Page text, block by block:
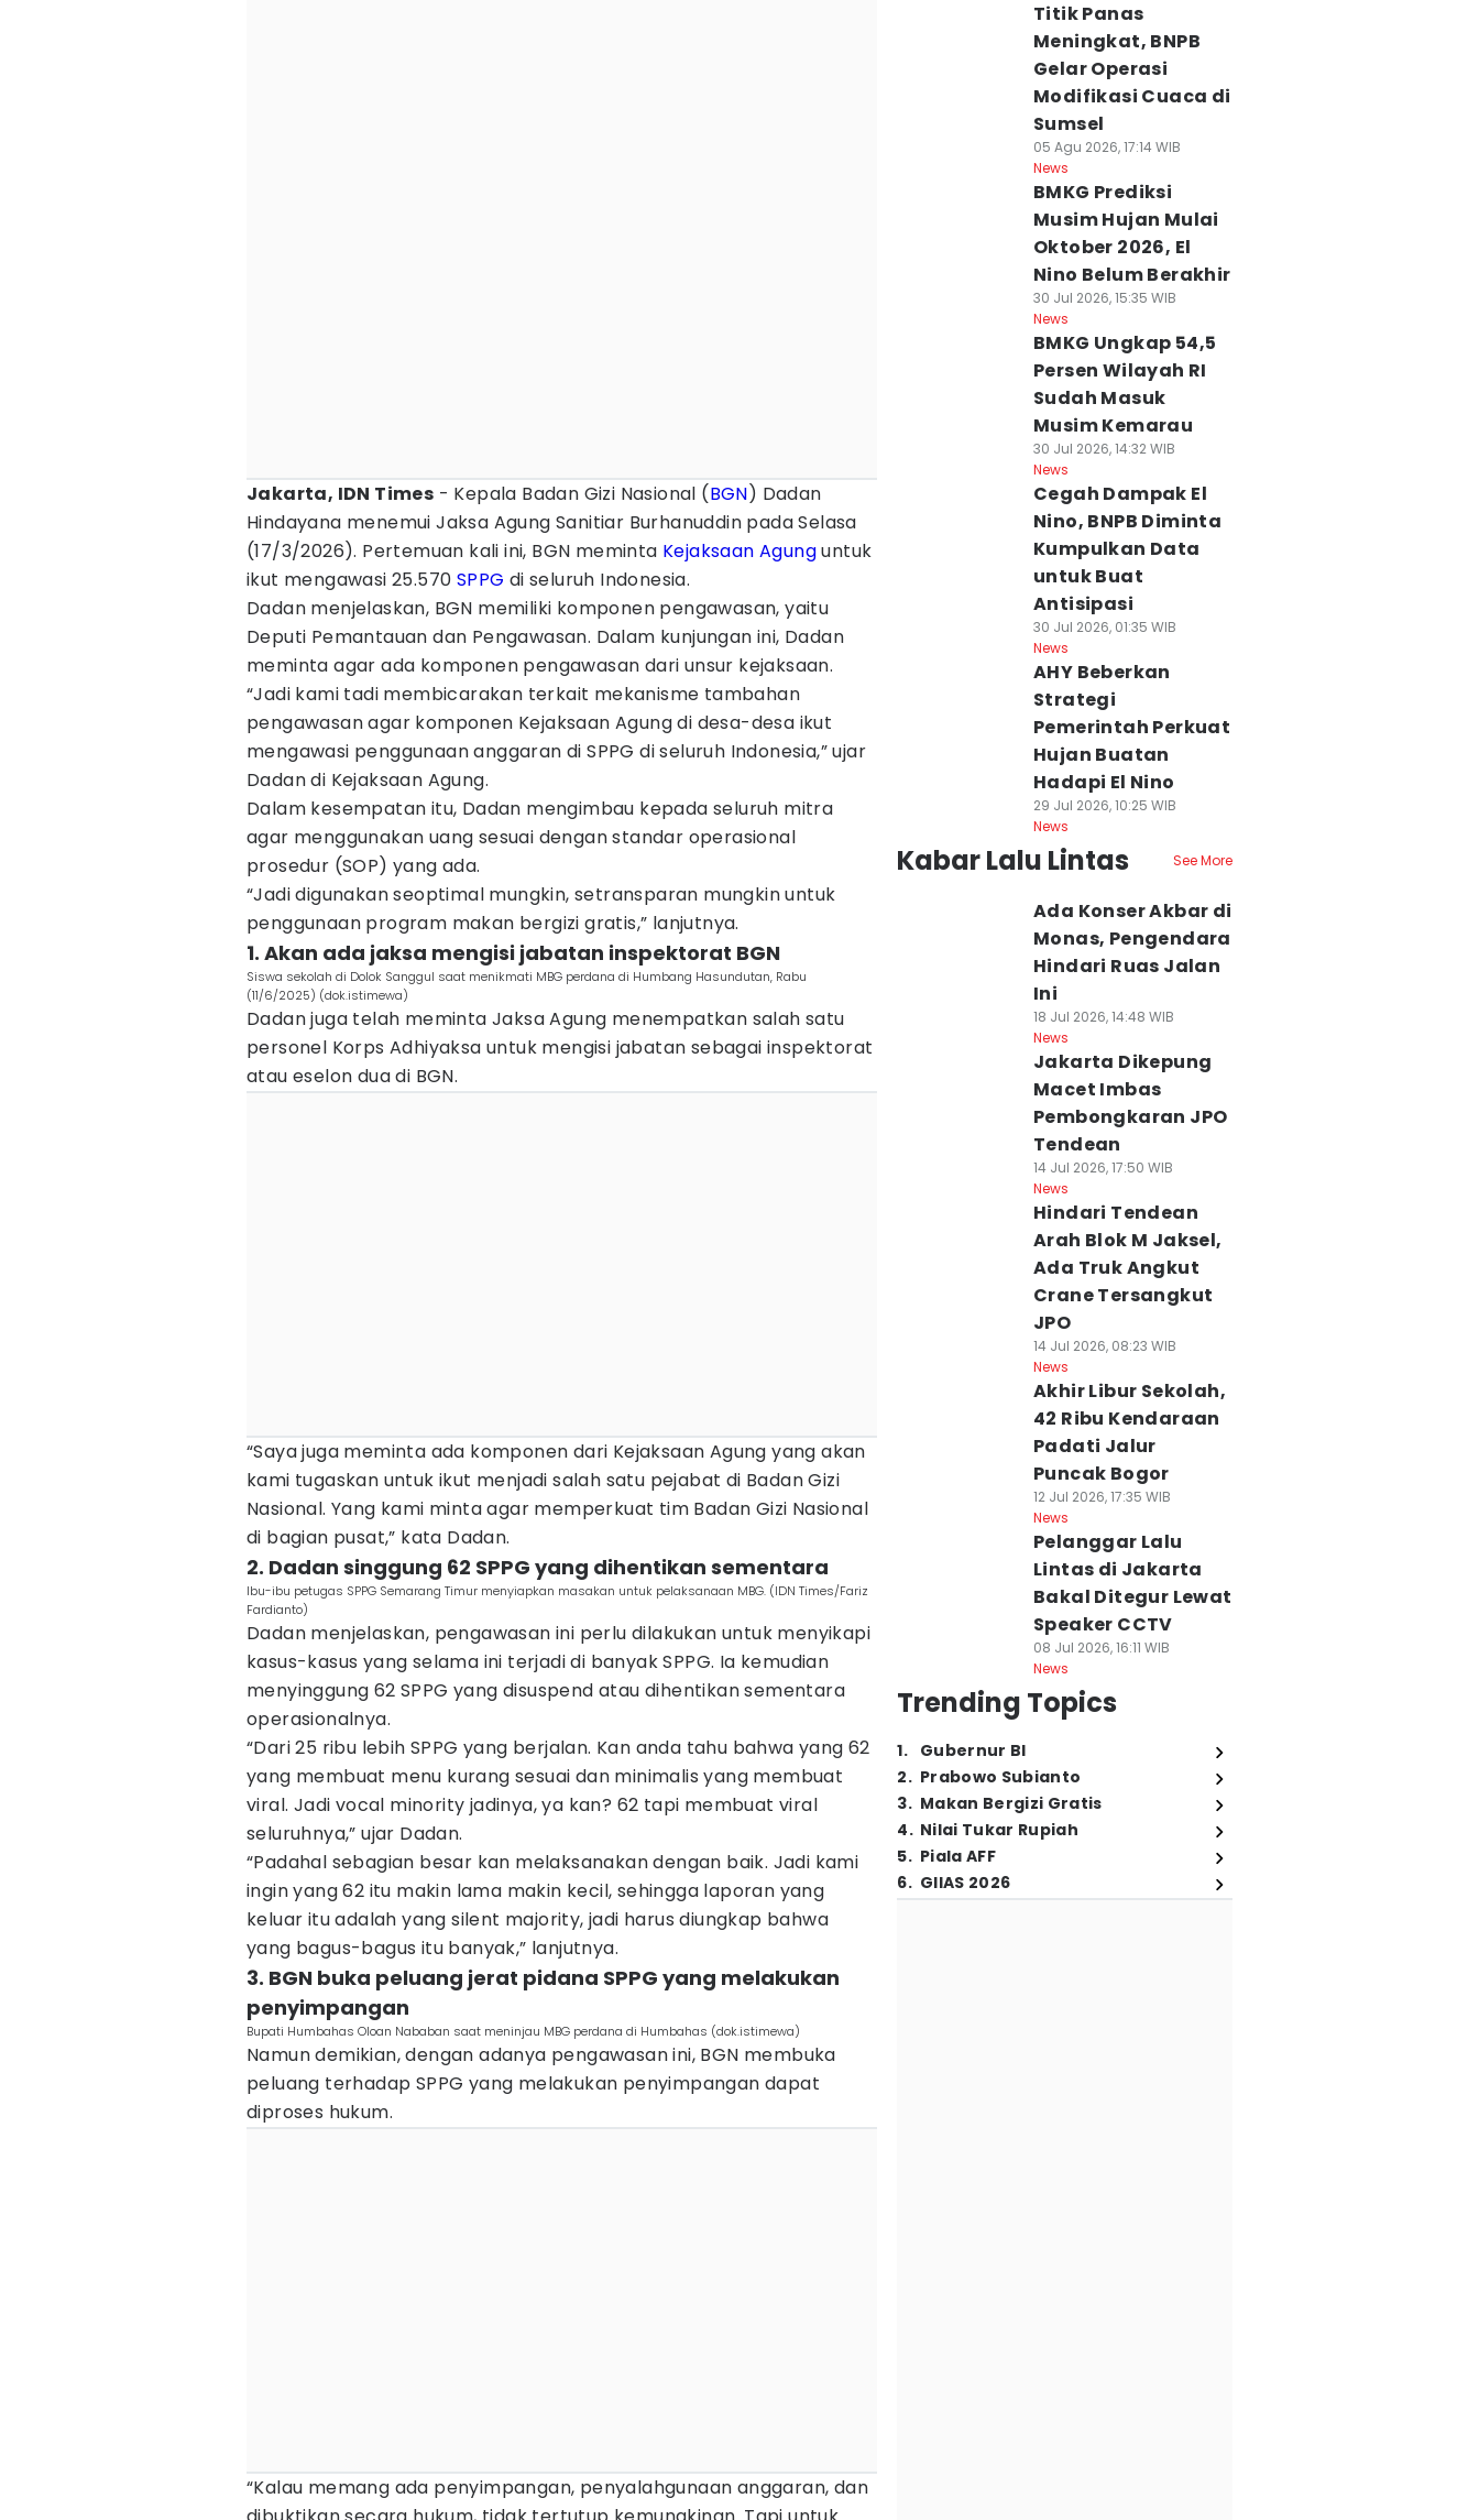
Jakarta, IDN Times - Kepala Badan Gizi Nasional (BGN) Dadan
Hindayana menemui Jaksa Agung Sanitiar Burhanuddin pada Selasa
(17/3/2026). Pertemuan kali ini, BGN meminta Kejaksaan Agunguntuk
ikut mengawasi 25.570 SPPG di seluruh Indonesia.
Dadan menjelaskan, BGN memiliki komponen pengawasan, yaitu
Deputi Pemantauan dan Pengawasan. Dalam kunjungan ini, Dadan
meminta agar ada komponen pengawasan dari unsur kejaksaan.
“Jadi kami tadi membicarakan terkait mekanisme tambahan
pengawasan agar komponen Kejaksaan Agung di desa-desa ikut
mengawasi penggunaan anggaran di SPPG di seluruh Indonesia,” ujar
Dadan di Kejaksaan Agung.
Dalam kesempatan itu, Dadan mengimbau kepada seluruh mitra
agar menggunakan uang sesuai dengan standar operasional
prosedur (SOP) yang ada.
“Jadi digunakan seoptimal mungkin, setransparan mungkin untuk
penggunaan program makan bergizi gratis,” lanjutnya.
1. Akan ada jaksa mengisi jabatan inspektorat BGN
Siswa sekolah di Dolok Sanggul saat menikmati MBG perdana di Humbang Hasundutan, Rabu
(11/6/2025) (dok.istimewa)
Dadan juga telah meminta Jaksa Agung menempatkan salah satu
personel Korps Adhiyaksa untuk mengisi jabatan sebagai inspektorat
atau eselon dua di BGN.
“Saya juga meminta ada komponen dari Kejaksaan Agung yang akan
kami tugaskan untuk ikut menjadi salah satu pejabat di Badan Gizi
Nasional. Yang kami minta agar memperkuat tim Badan Gizi Nasional
di bagian pusat,” kata Dadan.
2. Dadan singgung 62 SPPG yang dihentikan sementara
Ibu-ibu petugas SPPG Semarang Timur menyiapkan masakan untuk pelaksanaan MBG. (IDN Times/Fariz
Fardianto)
Dadan menjelaskan, pengawasan ini perlu dilakukan untuk menyikapi
kasus-kasus yang selama ini terjadi di banyak SPPG. Ia kemudian
menyinggung 62 SPPG yang disuspend atau dihentikan sementara
operasionalnya.
“Dari 25 ribu lebih SPPG yang berjalan. Kan anda tahu bahwa yang 62
yang membuat menu kurang sesuai dan minimalis yang membuat
viral. Jadi vocal minority jadinya, ya kan? 62 tapi membuat viral
seluruhnya,” ujar Dadan.
“Padahal sebagian besar kan melaksanakan dengan baik. Jadi kami
ingin yang 62 itu makin lama makin kecil, sehingga laporan yang
keluar itu adalah yang silent majority, jadi harus diungkap bahwa
yang bagus-bagus itu banyak,” lanjutnya.
3. BGN buka peluang jerat pidana SPPG yang melakukan
penyimpangan
Bupati Humbahas Oloan Nababan saat meninjau MBG perdana di Humbahas (dok.istimewa)
Namun demikian, dengan adanya pengawasan ini, BGN membuka
peluang terhadap SPPG yang melakukan penyimpangan dapat
diproses hukum.
“Kalau memang ada penyimpangan, penyalahgunaan anggaran, dan
Titik Panas
Meningkat, BNPB
Gelar Operasi
Modifikasi Cuaca di
Sumsel
05 Agu 2026, 17:14 WIB
News
BMKG Prediksi
Musim Hujan Mulai
Oktober 2026, El
Nino Belum Berakhir
30 Jul 2026, 15:35 WIB
News
BMKG Ungkap 54,5
Persen Wilayah RI
Sudah Masuk
Musim Kemarau
30 Jul 2026, 14:32 WIB
News
Cegah Dampak El
Nino, BNPB Diminta
Kumpulkan Data
untuk Buat
Antisipasi
30 Jul 2026, 01:35 WIB
News
AHY Beberkan
Strategi
Pemerintah Perkuat
Hujan Buatan
Hadapi El Nino
29 Jul 2026, 10:25 WIB
News
Kabar Lalu Lintas See More
Ada Konser Akbar di
Monas, Pengendara
Hindari Ruas Jalan
Ini
18 Jul 2026, 14:48 WIB
News
Jakarta Dikepung
Macet Imbas
Pembongkaran JPO
Tendean
14 Jul 2026, 17:50 WIB
News
Hindari Tendean
Arah Blok M Jaksel,
Ada Truk Angkut
Crane Tersangkut
JPO
14 Jul 2026, 08:23 WIB
News
Akhir Libur Sekolah,
42 Ribu Kendaraan
Padati Jalur
Puncak Bogor
12 Jul 2026, 17:35 WIB
News
Pelanggar Lalu
Lintas di Jakarta
Bakal Ditegur Lewat
Speaker CCTV
08 Jul 2026, 16:11 WIB
News
Trending Topics
1. Gubernur BI
2. Prabowo Subianto
3. Makan Bergizi Gratis
4. Nilai Tukar Rupiah
5. Piala AFF
6. GIIAS 2026